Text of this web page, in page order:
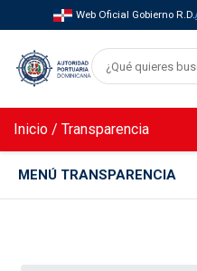
Web Oficial Gobierno R.D.
Inicio / Transparencia
MENÚ TRANSPARENCIA